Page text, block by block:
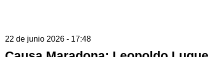
22 de junio 2026 - 17:48